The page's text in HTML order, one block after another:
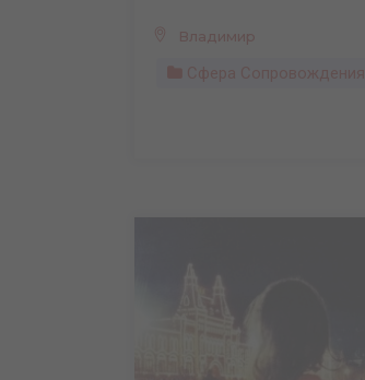
Владимир
Сфера Сопровождения